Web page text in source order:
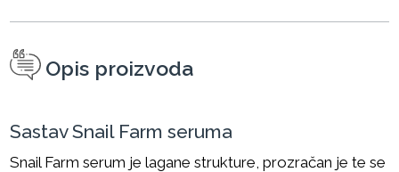
Opis proizvoda
Sastav Snail Farm seruma
Snail Farm serum je lagane strukture, prozračan je te se